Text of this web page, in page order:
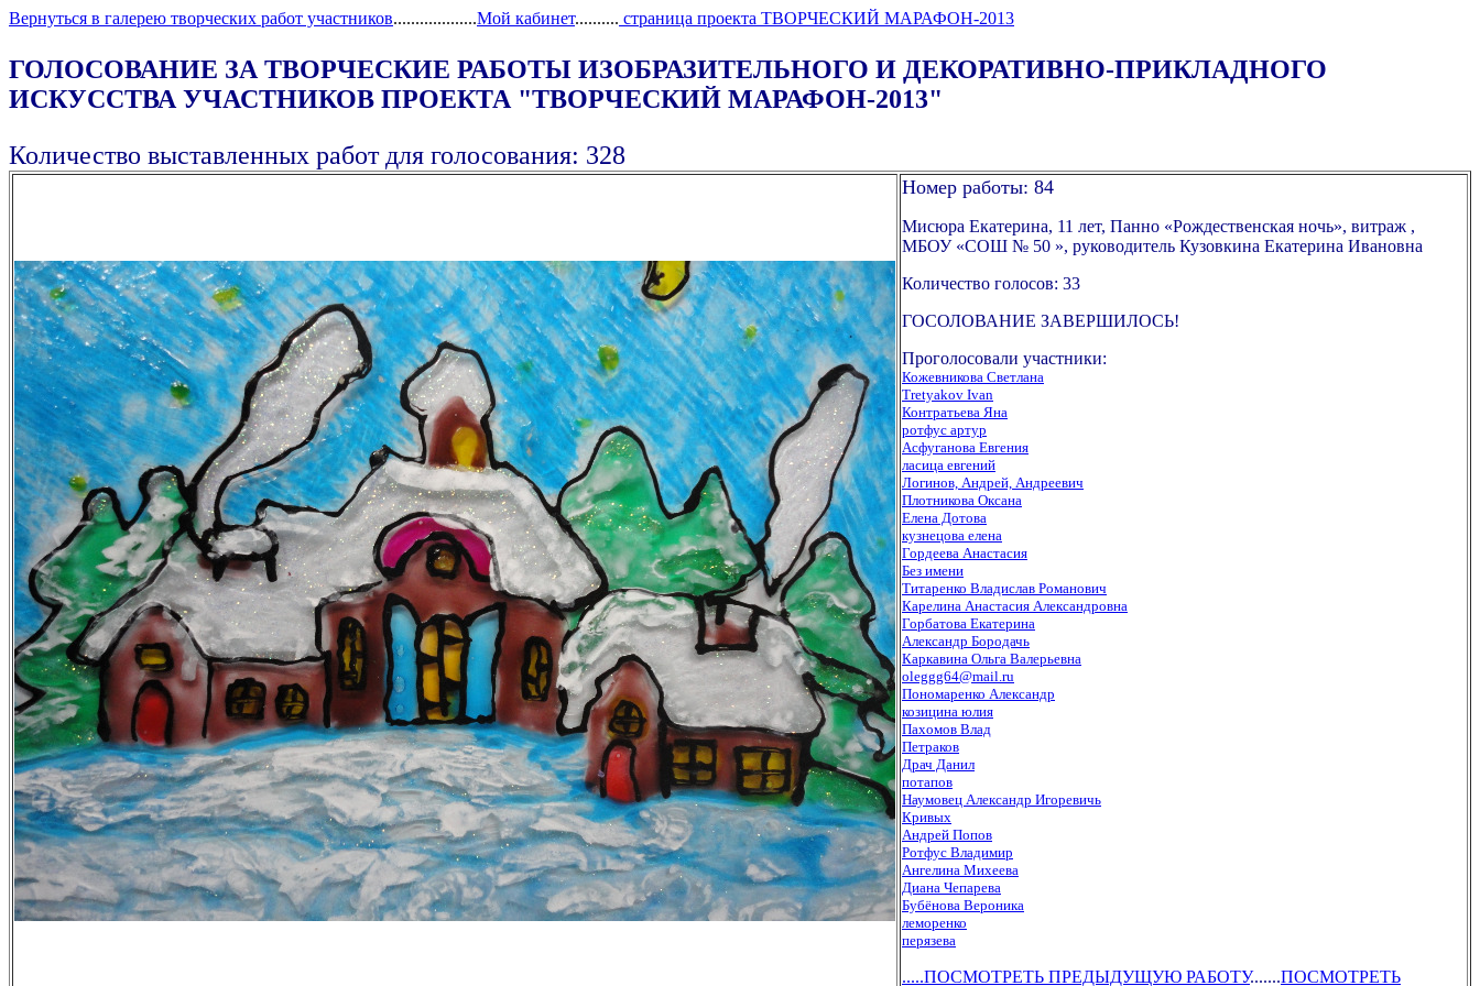
Вернуться в галерею творческих работ участников...................Мой кабинет.......... страница проекта ТВОРЧЕСКИЙ МАРАФОН-2013
ГОЛОСОВАНИЕ ЗА ТВОРЧЕСКИЕ РАБОТЫ ИЗОБРАЗИТЕЛЬНОГО И ДЕКОРАТИВНО-ПРИКЛАДНОГО
ИСКУССТВА УЧАСТНИКОВ ПРОЕКТА "ТВОРЧЕСКИЙ МАРАФОН-2013"
Количество выставленных работ для голосования: 328
Номер работы: 84
Мисюра Екатерина, 11 лет, Панно «Рождественская ночь», витраж ,
МБОУ «СОШ № 50 », руководитель Кузовкина Екатерина Ивановна
Количество голосов: 33
ГОСОЛОВАНИЕ ЗАВЕРШИЛОСЬ!
Проголосовали участники:
Кожевникова Светлана
Tretyakov Ivan
Контратьева Яна
ротфус артур
Acфуганова Евгения
ласица евгений
Логинов, Андрей, Андреевич
Плотникова Оксана
Елена Дотова
кузнецова елена
Гордеева Анастасия
Без имени
Титаренко Владислав Романович
Карелина Анастасия Александровна
Горбатова Екатерина
Александр Бородачь
Каркавина Ольга Валерьевна
oleggg64@mail.ru
Пономаренко Александр
козицина юлия
Пахомов Влад
Петраков
Драч Данил
потапов
Наумовец Александр Игоревичь
Кривых
Андрей Попов
Ротфус Владимир
Ангелина Михеева
Диана Чепарева
Бубёнова Вероника
леморенко
перязева
.....ПОСМОТРЕТЬ ПРЕДЫДУЩУЮ РАБОТУ.......ПОСМОТРЕТЬ